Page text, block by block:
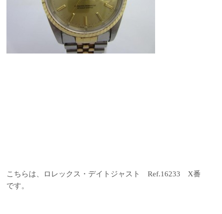
こちらは、ロレックス・デイトジャスト Ref.16233 X番
です。